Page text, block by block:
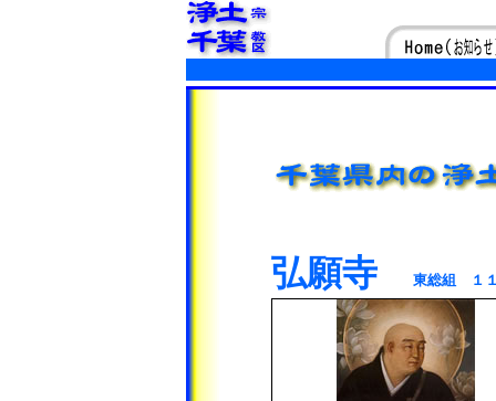
弘願寺 東総組 １